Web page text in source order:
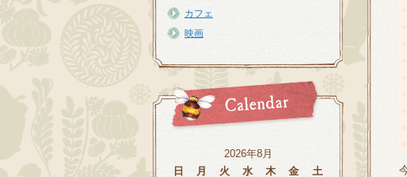
カフェ
映画
2026年8月
日
月 火 水 木 金
土